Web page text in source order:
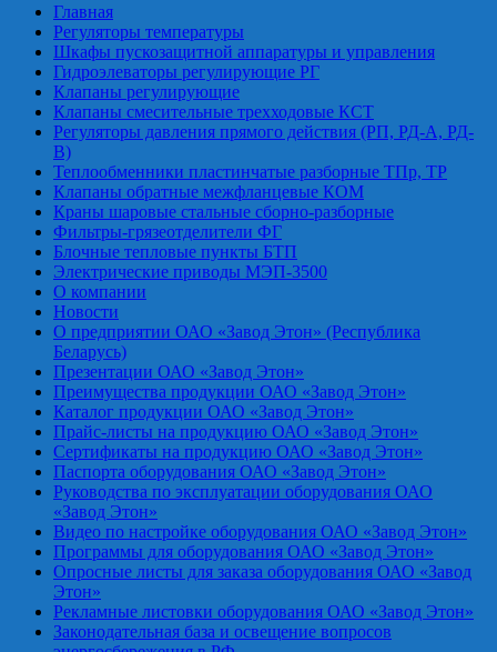
Главная
Регуляторы температуры
Шкафы пускозащитной аппаратуры и управления
Гидроэлеваторы регулирующие РГ
Клапаны регулирующие
Клапаны смесительные трехходовые КСТ
Регуляторы давления прямого действия (РП, РД-А, РД-
В)
Теплообменники пластинчатые разборные ТПр, ТР
Клапаны обратные межфланцевые КОМ
Краны шаровые стальные сборно-разборные
Фильтры-грязеотделители ФГ
Блочные тепловые пункты БТП
Электрические приводы МЭП-3500
О компании
Новости
О предприятии ОАО «Завод Этон» (Республика
Беларусь)
Презентации ОАО «Завод Этон»
Преимущества продукции ОАО «Завод Этон»
Каталог продукции ОАО «Завод Этон»
Прайс-листы на продукцию ОАО «Завод Этон»
Сертификаты на продукцию ОАО «Завод Этон»
Паспорта оборудования ОАО «Завод Этон»
Руководства по эксплуатации оборудования ОАО
«Завод Этон»
Видео по настройке оборудования ОАО «Завод Этон»
Программы для оборудования ОАО «Завод Этон»
Опросные листы для заказа оборудования ОАО «Завод
Этон»
Рекламные листовки оборудования ОАО «Завод Этон»
Законодательная база и освещение вопросов